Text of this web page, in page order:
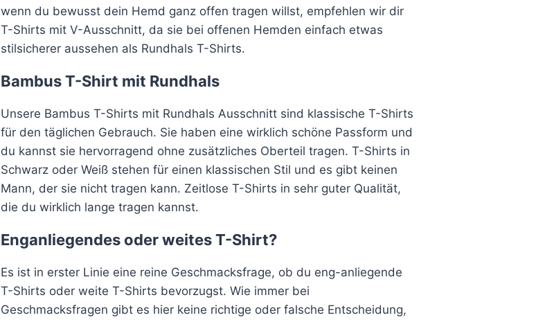
wenn du bewusst dein Hemd ganz offen tragen willst, empfehlen wir dir
T-Shirts mit V-Ausschnitt, da sie bei offenen Hemden einfach etwas
stilsicherer aussehen als Rundhals T-Shirts.
Bambus T-Shirt mit Rundhals
Unsere Bambus T-Shirts mit Rundhals Ausschnitt sind klassische T-Shirts
für den täglichen Gebrauch. Sie haben eine wirklich schöne Passform und
du kannst sie hervorragend ohne zusätzliches Oberteil tragen. T-Shirts in
Schwarz oder Weiß stehen für einen klassischen Stil und es gibt keinen
Mann, der sie nicht tragen kann. Zeitlose T-Shirts in sehr guter Qualität,
die du wirklich lange tragen kannst.
Enganliegendes oder weites T-Shirt?
Es ist in erster Linie eine reine Geschmacksfrage, ob du eng-anliegende
T-Shirts oder weite T-Shirts bevorzugst. Wie immer bei
Geschmacksfragen gibt es hier keine richtige oder falsche Entscheidung,